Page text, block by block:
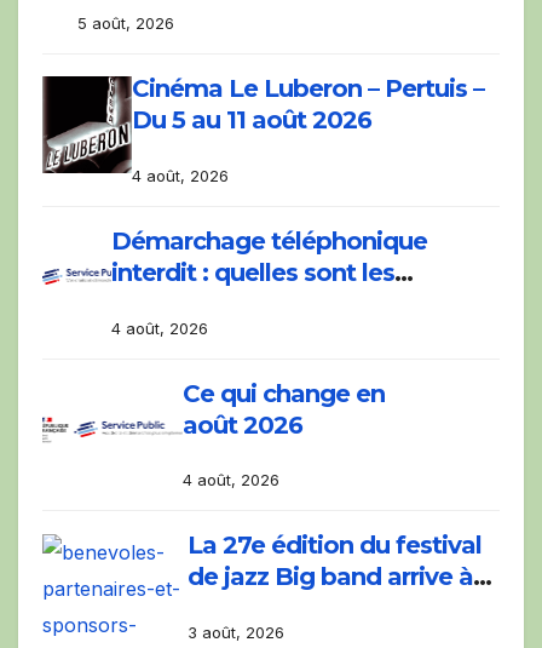
pour soutenir les pompiers engagés
5 août, 2026
Cinéma Le Luberon – Pertuis –
Du 5 au 11 août 2026
4 août, 2026
Démarchage téléphonique
interdit : quelles sont les
4 août, 2026
Ce qui change en
août 2026
4 août, 2026
La 27e édition du festival
de jazz Big band arrive à
musicales.
3 août, 2026